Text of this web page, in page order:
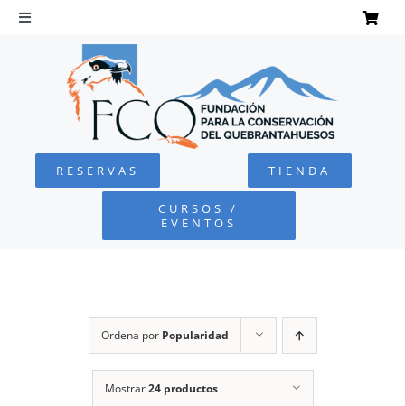
Saltar
Toggle
Navigation
QUEBRANTAHUESOS
FUNDACIÓN
RESERVAS TIENDA
CURSOS /
EVENTOS
Ordena por Popularidad
Mostrar24 productos